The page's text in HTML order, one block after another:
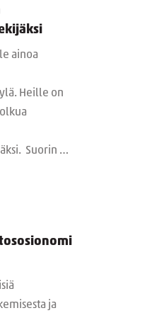
ainoa
Heille on
Suorin …
ja